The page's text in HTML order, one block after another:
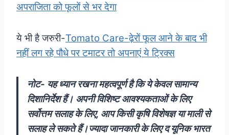
अपराजिता को फूलों से भर देगा
ये भी है जरुरी-Tomato Care-ढ़ेरों फूल आने के बाद भी
नहीं लग रहे पौधे पर टमाटर तो अपनाएं ये ट्रिक्स
नोट- यह ध्यान रखना महत्वपूर्ण है कि ये केवल सामान्य
दिशानिर्देश हैं। अपनी विशिष्ट आवश्यकताओं के लिए
सर्वोत्तम सलाह के लिए, आप किसी कृषि विशेषज्ञ या माली से
सलाह ले सकते हैं।ज्यादा जानकारी के लिए द यूनिक भारत